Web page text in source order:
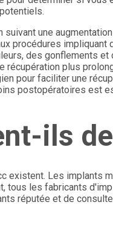
suivant une
procédures
des gonflements
récupération plus
pour faciliter une
postopératoires est
ils
existent. Les implants
tous les fabricants
réputée et de